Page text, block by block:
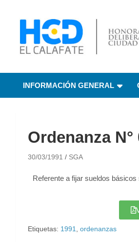
Honorable
Deliberante
INFORMACIÓN GENERAL
Ordenanza N°
30/03/1991 SGA
Referente a fijar sueldos
Etiquetas: 1991, ordenanzas